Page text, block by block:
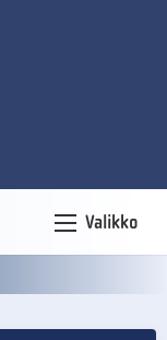
Valikko